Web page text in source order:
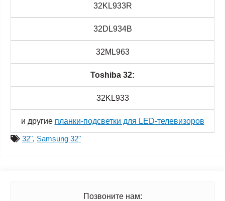
32KL933R
32DL934B
32ML963
Toshiba 32:
32KL933
и другие планки-подсветки для LED-телевизоров
32", Samsung 32"
Позвоните нам: